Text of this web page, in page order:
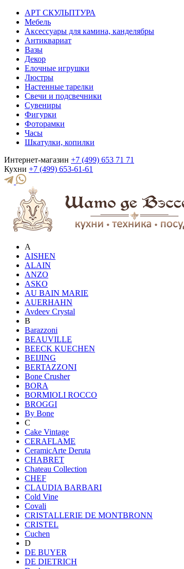
АРТ СКУЛЬПТУРА
Мебель
Аксессуары для камина, канделябры
Антиквариат
Вазы
Декор
Елочные игрушки
Люстры
Настенные тарелки
Свечи и подсвечники
Сувениры
Фигурки
Фоторамки
Часы
Шкатулки, копилки
Интернет-магазин +7 (499) 653 71 71
Кухни +7 (499) 653-61-61
A
AISHEN
ALAIN
ANZO
ASKO
AU BAIN MARIE
AUERHAHN
Avdeev Crystal
B
Barazzoni
BEAUVILLE
BEECK KUECHEN
BEIJING
BERTAZZONI
Bone Crusher
BORA
BORMIOLI ROCCO
BROGGI
By Bone
C
Cake Vintage
CERAFLAME
CeramicArte Deruta
CHABRET
Chateau Collection
CHEF
CLAUDIA BARBARI
Cold Vine
Covali
CRISTALLERIE DE MONTBRONN
CRISTEL
Cuchen
D
DE BUYER
DE DIETRICH